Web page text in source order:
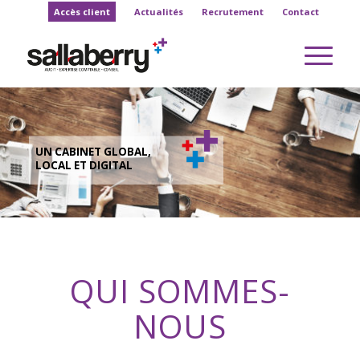
Accès client Actualités Recrutement Contact
UN CABINET GLOBAL,
LOCAL ET DIGITAL
QUI SOMMES-
NOUS